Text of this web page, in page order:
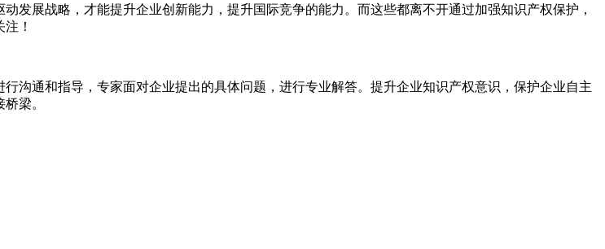
发展战略，才能提升企业创新能力，提升国际竞争的能力。而这些都离不开通过加强知识产权保护，
！
沟通和指导，专家面对企业提出的具体问题，进行专业解答。提升企业知识产权意识，保护企业自主
梁。